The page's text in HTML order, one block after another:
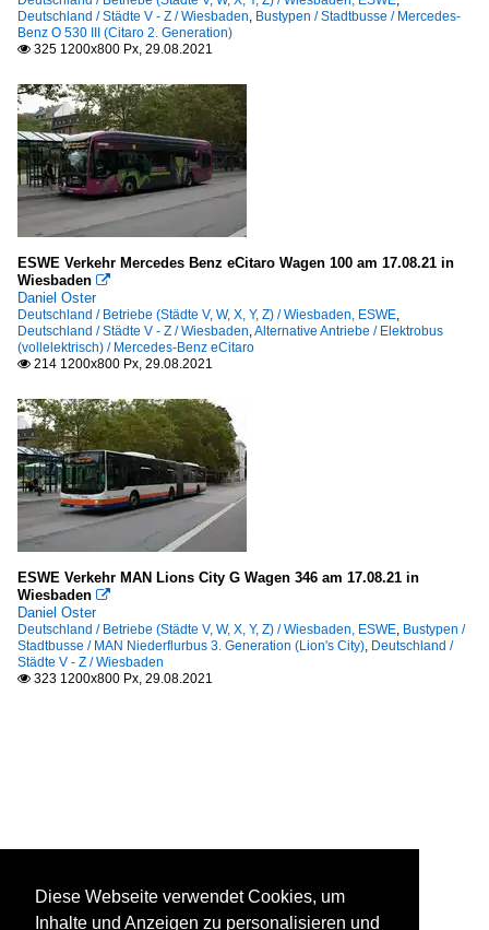
Deutschland / Städte V - Z / Wiesbaden, Bustypen / Stadtbusse / Mercedes-
Benz O 530 III (Citaro 2. Generation)
 325 1200x800 Px, 29.08.2021
ESWE Verkehr Mercedes Benz eCitaro Wagen 100 am 17.08.21 in
Wiesbaden 
Daniel Oster
Deutschland / Betriebe (Städte V, W, X, Y, Z) / Wiesbaden, ESWE,
Deutschland / Städte V - Z / Wiesbaden,Alternative Antriebe / Elektrobus
(vollelektrisch) / Mercedes-Benz eCitaro
 214 1200x800 Px, 29.08.2021
ESWE Verkehr MAN Lions City G Wagen 346 am 17.08.21 in
Wiesbaden 
Daniel Oster
Deutschland / Betriebe (Städte V, W, X, Y, Z) / Wiesbaden, ESWE, Bustypen /
Stadtbusse / MAN Niederflurbus 3. Generation (Lion's City), Deutschland /
Städte V - Z / Wiesbaden
 323 1200x800 Px, 29.08.2021
Diese Webseite verwendet Cookies, um
Inhalte und Anzeigen zu personalisieren und